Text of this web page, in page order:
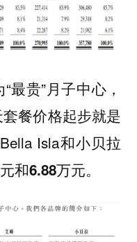
最贵”月子中心，
餐价格起步就是
Isla和小贝拉
和6.88万元。